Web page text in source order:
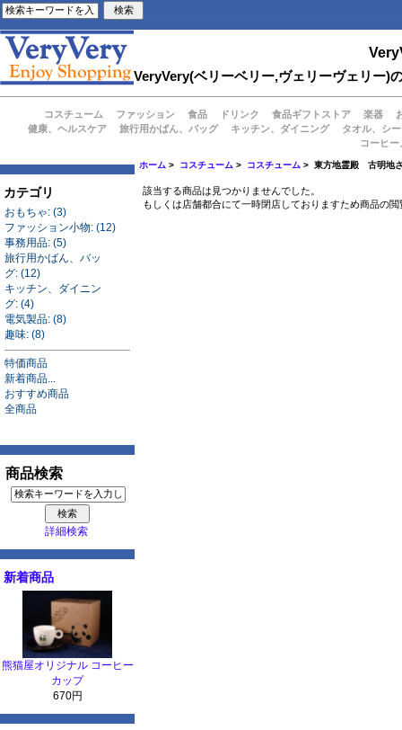
VeryVery(ベリーベリー,ヴェリーヴェリー)
コスチューム ファッション 食品 ドリンク 食品ギフトストア 楽器
健康、ヘルスケア
旅行用かばん、バッグ キッチン、ダイニング
タオル、シ
コーヒ
カテゴリ
おもちゃ: (3)
ファッション小物: (12)
事務用品: (5)
旅行用かばん、バッ
グ: (12)
キッチン、ダイニン
グ: (4)
電気製品: (8)
趣味: (8)
特価商品
新着商品...
おすすめ商品
全商品
商品検索
詳細検索
新着商品
熊猫屋オリジナル コーヒー
カップ
670円
ホーム > コスチューム > コスチューム > 東方地霊殿 古明地
該当する商品は見つかりませんでした。
もしくは店舗都合にて一時閉店しておりますため商品の